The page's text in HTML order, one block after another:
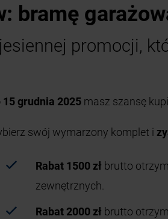
bramę
promocji,
15 grudnia 2025 masz szansę
swój wymarzony komplet i
Rabat 1500 zł brutto
zewnętrznych.
Rabat 2000 zł brutto